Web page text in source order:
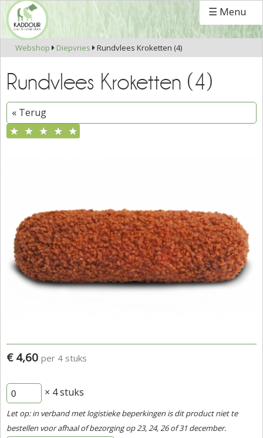
☰ Menu
Webshop  Diepvries  Rundvlees Kroketten (4)
Rundvlees Kroketten (4)
« Terug
★ ★ ★ ★ ★
€ 4,60 per 4 stuks
× 4stuks
Let op: in verband met logistieke beperkingen is dit product niet te
bestellen voor afhaal of bezorging op 23, 24, 26 of 31 december.